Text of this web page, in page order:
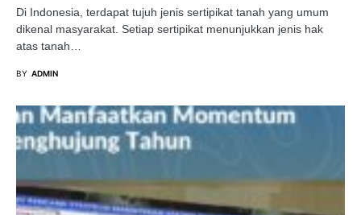
Di Indonesia, terdapat tujuh jenis sertipikat tanah yang umum
dikenal masyarakat. Setiap sertipikat menunjukkan jenis hak
atas tanah…
BY ADMIN